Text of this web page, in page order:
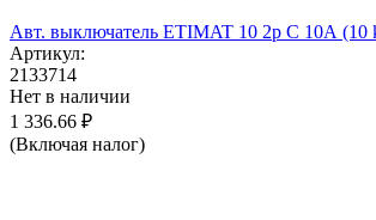
Авт. выключатель ETIMAT 10 2p C 10А (10
Артикул:
2133714
Нет в наличии
1 336.66 ₽
(Включая налог)